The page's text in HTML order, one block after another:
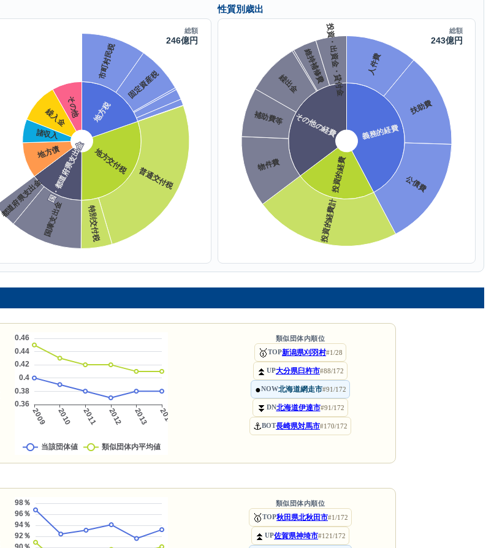
性質別歳出
類似団体内順位
🥇TOP新潟県刈羽村#1/28
⏫ UP大分県臼杵市#88/172
●NOW北海道網走市#91/172
⏬ DN北海道伊達市#91/172
⚓BOT長崎県対馬市#170/172
類似団体内順位
🥇TOP秋田県北秋田市#1/172
⏫ UP佐賀県神埼市#121/172